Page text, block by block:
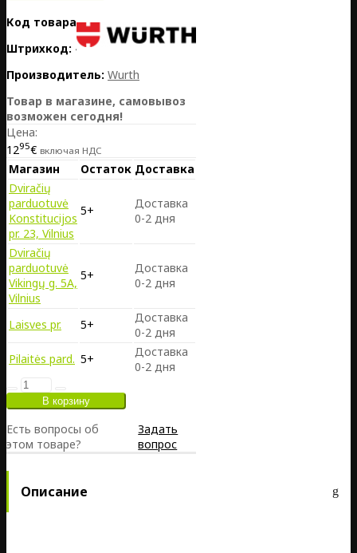
Код товара: LT1105-00893140
Штрихкод: 4045989997725
Производитель: Wurth
Товар в магазине, самовывоз
возможен сегодня!
Цена:
1295€ включая НДС
Магазин Остаток Доставка
Dviračių
parduotuvė
Konstitucijos
pr. 23, Vilnius
5+
Доставка
0-2 дня
Dviračių
parduotuvė
Vikingų g. 5A,
Vilnius
5+
Доставка
0-2 дня
Laisves pr. 5+
Доставка
0-2 дня
Pilaitės pard. 5+
Доставка
0-2 дня
Есть вопросы об
этом товаре?
Задать
вопрос
Описание